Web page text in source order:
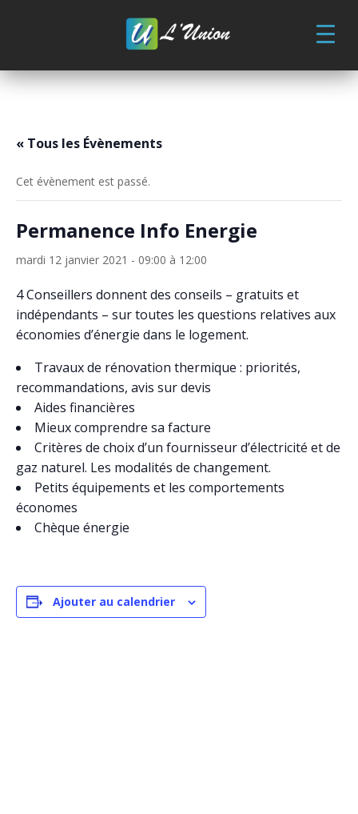
« Tous les Évènements
Cet évènement est passé.
Permanence Info Energie
mardi 12 janvier 2021 - 09:00 à 12:00
4 Conseillers donnent des conseils – gratuits et
indépendants – sur toutes les questions relatives aux
économies d’énergie dans le logement.
Travaux de rénovation thermique : priorités,
recommandations, avis sur devis
Aides financières
Mieux comprendre sa facture
Critères de choix d’un fournisseur d’électricité et de
gaz naturel. Les modalités de changement.
Petits équipements et les comportements
économes
Chèque énergie
Ajouter au calendrier